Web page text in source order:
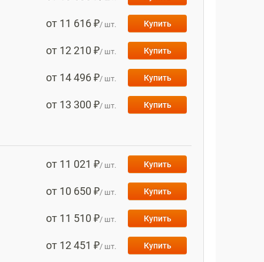
от 11 616 ₽/ шт. Купить
от 12 210 ₽/ шт. Купить
от 14 496 ₽/ шт. Купить
от 13 300 ₽/ шт. Купить
от 11 021 ₽/ шт. Купить
от 10 650 ₽/ шт. Купить
от 11 510 ₽/ шт. Купить
от 12 451 ₽/ шт. Купить